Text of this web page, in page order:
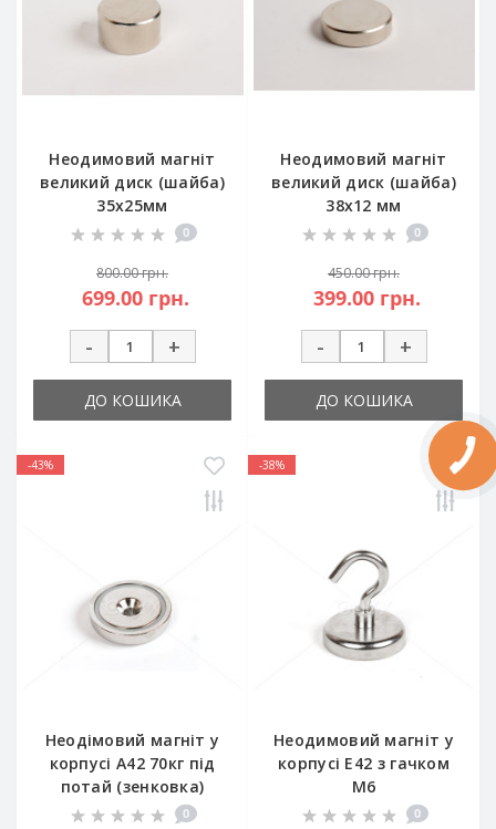
Неодимовий магніт
великий диск (шайба)
35х25мм
0
800.00 грн.
699.00 грн.
-
+
ДО КОШИКА
Неодимовий магніт
великий диск (шайба)
38х12 мм
0
450.00 грн.
399.00 грн.
-
+
ДО КОШИКА
-43%
Неодімовий магніт у
корпусі A42 70кг під
потай (зенковка)
0
-38%
Неодимовий магніт у
корпусі E42 з гачком
M6
0